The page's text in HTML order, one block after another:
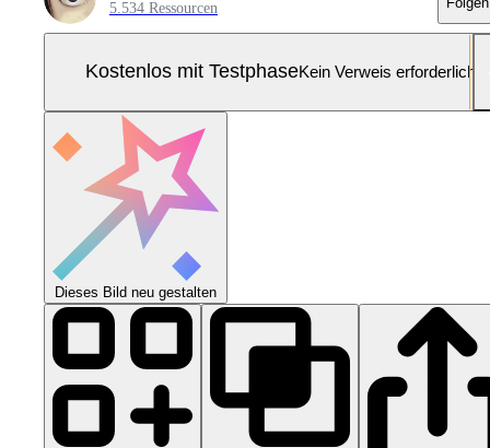
5.534 Ressourcen
Kostenlos mit TestphaseKein Verweis erforderlich
Dieses Bild neu gestalten